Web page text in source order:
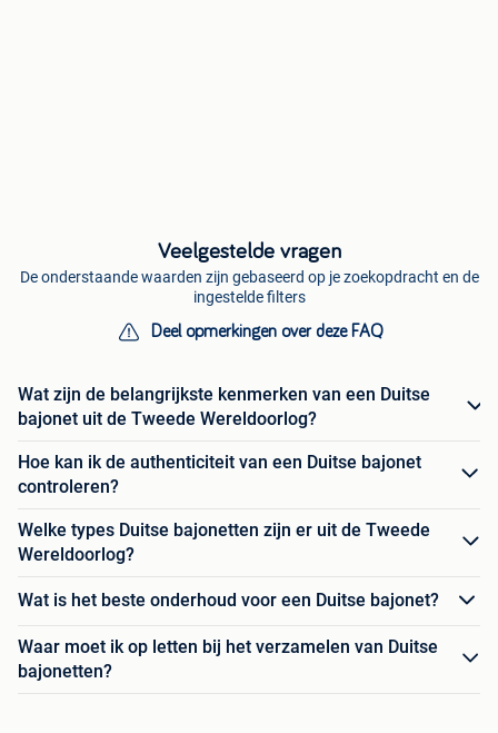
Veelgestelde vragen
De onderstaande waarden zijn gebaseerd op je zoekopdracht en de
ingestelde filters
Deel opmerkingen over deze FAQ
Wat zijn de belangrijkste kenmerken van een Duitse
bajonet uit de Tweede Wereldoorlog?
Hoe kan ik de authenticiteit van een Duitse bajonet
controleren?
Welke types Duitse bajonetten zijn er uit de Tweede
Wereldoorlog?
Wat is het beste onderhoud voor een Duitse bajonet?
Waar moet ik op letten bij het verzamelen van Duitse
bajonetten?